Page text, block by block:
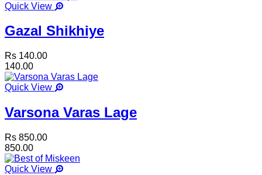
Quick View
Gazal Shikhiye
Rs 140.00
140.00
Quick View
Varsona Varas Lage
Rs 850.00
850.00
Quick View